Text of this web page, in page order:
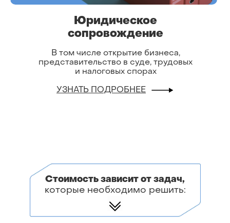
УЗНАТЬ ПОДРОБНЕЕ
Юридическое
сопровождение
В том числе открытие бизнеса,
представительство в суде, трудовых
и налоговых спорах
Стоимость зависит от задач,
которые необходимо решить: